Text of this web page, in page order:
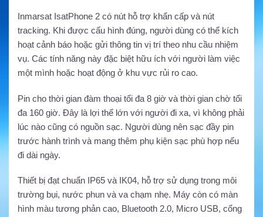
Inmarsat IsatPhone 2 có nút hỗ trợ khẩn cấp và nút
tracking. Khi được cấu hình đúng, người dùng có thể kích
hoạt cảnh báo hoặc gửi thông tin vị trí theo nhu cầu nhiệm
vụ. Các tính năng này đặc biệt hữu ích với người làm việc
một mình hoặc hoạt động ở khu vực rủi ro cao.
Pin cho thời gian đàm thoại tối đa 8 giờ và thời gian chờ tối
đa 160 giờ. Đây là lợi thế lớn với người đi xa, vì không phải
lúc nào cũng có nguồn sạc. Người dùng nên sạc đầy pin
trước hành trình và mang thêm phụ kiện sạc phù hợp nếu
đi dài ngày.
Thiết bị đạt chuẩn IP65 và IK04, hỗ trợ sử dụng trong môi
trường bụi, nước phun và va chạm nhẹ. Máy còn có màn
hình màu tương phản cao, Bluetooth 2.0, Micro USB, cổng